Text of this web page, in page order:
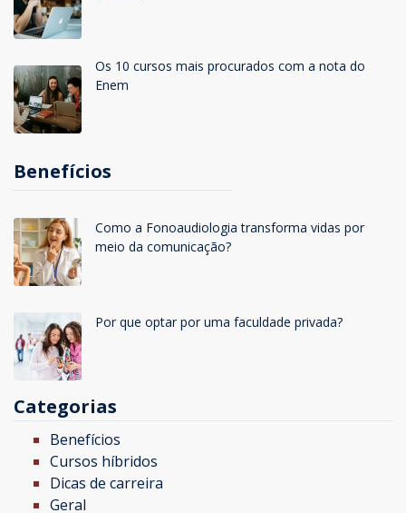
Os 10 cursos mais procurados com a nota do
Enem
Benefícios
Como a Fonoaudiologia transforma vidas por
meio da comunicação?
Por que optar por uma faculdade privada?
Categorias
Benefícios
Cursos híbridos
Dicas de carreira
Geral